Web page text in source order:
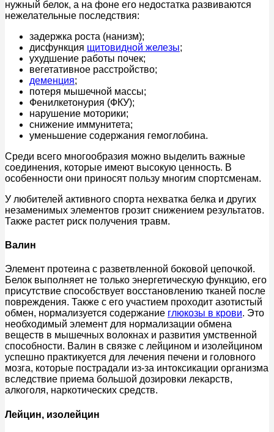
нужный белок, а на фоне его недостатка развиваются
нежелательные последствия:
задержка роста (нанизм);
дисфункция щитовидной железы;
ухудшение работы почек;
вегетативное расстройство;
деменция;
потеря мышечной массы;
Фенилкетонурия (ФКУ);
нарушение моторики;
снижение иммунитета;
уменьшение содержания гемоглобина.
Среди всего многообразия можно выделить важные
соединения, которые имеют высокую ценность. В
особенности они приносят пользу многим спортсменам.
У любителей активного спорта нехватка белка и других
незаменимых элементов грозит снижением результатов.
Также растет риск получения травм.
Валин
Элемент протеина с разветвленной боковой цепочкой.
Белок выполняет не только энергетическую функцию, его
присутствие способствует восстановлению тканей после
повреждения. Также с его участием проходит азотистый
обмен, нормализуется содержание глюкозы в крови. Это
необходимый элемент для нормализации обмена
веществ в мышечных волокнах и развития умственной
способности. Валин в связке с лейцином и изолейцином
успешно практикуется для лечения печени и головного
мозга, которые пострадали из-за интоксикации организма
вследствие приема большой дозировки лекарств,
алкоголя, наркотических средств.
Лейцин, изолейцин